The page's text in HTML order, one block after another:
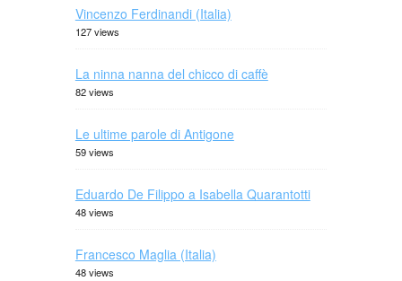
Vincenzo Ferdinandi (Italia)
127 views
La ninna nanna del chicco di caffè
82 views
Le ultime parole di Antigone
59 views
Eduardo De Filippo a Isabella Quarantotti
48 views
Francesco Maglia (Italia)
48 views